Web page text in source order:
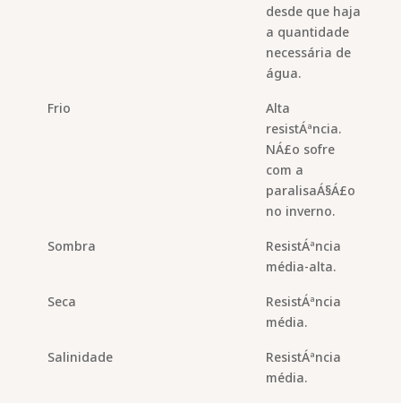
desde que haja
a quantidade
necessária de
água.
Frio
Alta
resistÁªncia.
NÁ£o sofre
com a
paralisaÁ§Á£o
no inverno.
Sombra
ResistÁªncia
média-alta.
Seca
ResistÁªncia
média.
Salinidade
ResistÁªncia
média.